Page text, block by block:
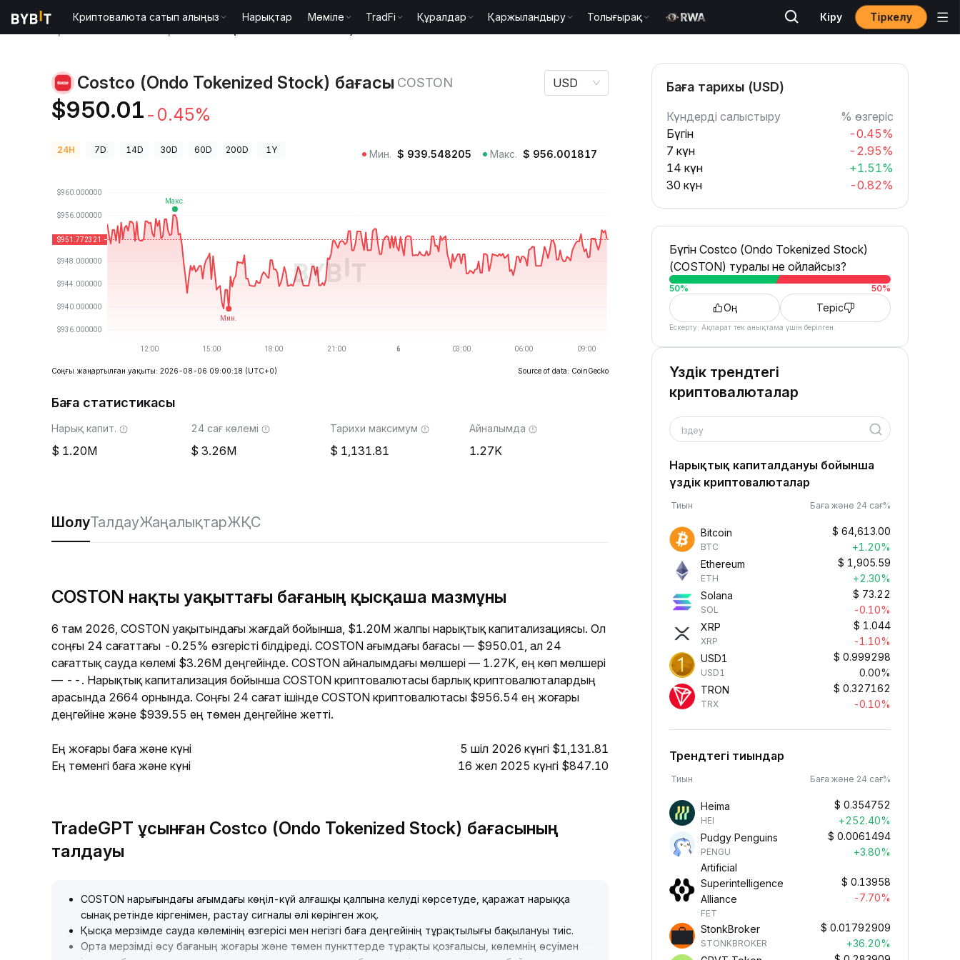
Криптовалюта сатып алыңыз Нарықтар Мәміле TradFi Құралдар Қаржыландыру Толығырақ Кіру Тіркелу
Costco (Ondo Tokenized Stock) бағасы COSTON
$950.01 -0.45%
USD
24H 7D 14D 30D 60D 200D 1Y Мин. $ 939.548205 Макс. $ 956.001817
Соңғы жаңартылған уақыты: 2026-08-06 09:00:18 (UTC+0) Source of data: CoinGecko
Баға статистикасы
Нарық капит.
1.20M
24 сағ көлемі
3.26M
Тарихи максимум
1,131.81
Айналымда
1.27K
ШолуТалдауЖаңалықтарЖҚС
COSTON нақты уақыттағы бағаның қысқаша мазмұны
6 там 2026, COSTON уақытындағы жағдай бойынша, $1.20M жалпы нарықтық капитализациясы. Ол
соңғы 24 сағаттағы -0.25% өзгерісті білдіреді. COSTON ағымдағы бағасы — $950.01, ал 24
сағаттық сауда көлемі $3.26M деңгейінде. COSTON айналымдағы мөлшері — 1.27K, ең көп мөлшері
— --. Нарықтық капитализация бойынша COSTON криптовалютасы барлық криптовалюталардың
арасында 2664 орнында. Соңғы 24 сағат ішінде COSTON криптовалютасы $956.54 ең жоғары
деңгейіне және $939.55 ең төмен деңгейіне жетті.
Ең жоғары баға және күні
5 шіл 2026 күнгі $1,131.81
Ең төменгі баға және күні
16 жел 2025 күнгі $847.10
TradeGPT ұсынған Costco (Ondo Tokenized Stock) бағасының
талдауы
COSTON нарығындағы ағымдағы көңіл-күй алғашқы қалпына келуді көрсетуде, қаражат нарыққа
сынақ ретінде кіргенімен, растау сигналы әлі көрінген жоқ.
Қысқа мерзімде сауда көлемінің өзгерісі мен негізгі баға деңгейінің тұрақтылығы бақылануы тиіс.
Орта мерзімді өсу бағаның жоғары және төмен пункттерде тұрақты қозғалысы, көлемнің өсуімен
Баға тарихы (USD)
Күндерді салыстыру
% өзгеріс
Бүгін
-0.45%
7 күн
-2.95%
14 күн
+1.51%
30 күн
-0.82%
Бүгін Costco (Ondo Tokenized Stock)
(COSTON) туралы не ойлайсыз?
50% 50%
Оң Теріс
Ескерту: Ақпарат тек анықтама үшін берілген.
Үздік трендтегі
криптовалюталар
Іздеу
Нарықтық капиталдануы бойынша
үздік криптовалюталар
Тиын Баға және 24 сағ%
Bitcoin
BTC
$ 64,613.00
+1.20%
Ethereum
ETH
$ 1,905.59
+2.30%
Solana
SOL
$ 73.22
-0.10%
XRP
XRP
$ 1.044
-1.10%
USD1
USD1
$ 0.999298
0.00%
TRON
TRX
$ 0.327162
-0.10%
Трендтегі тиындар
Тиын Баға және 24 сағ%
Heima
HEI
$ 0.354752
+252.40%
Pudgy Penguins
PENGU
$ 0.0061494
+3.80%
Artificial
Superintelligence
Alliance
FET
$ 0.13958
-7.70%
StonkBroker
STONKBROKER
$ 0.01792909
+36.20%